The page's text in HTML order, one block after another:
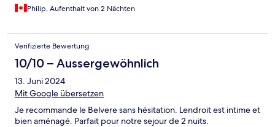
Philip, Aufenthalt von 2 Nächten
Verifizierte Bewertung
10/10 – Aussergewöhnlich
13. Juni 2024
Mit Google übersetzen
Je recommande le Belvere sans hésitation. Lendroit est intime et
bien aménagé. Parfait pour notre sejour de 2 nuits.